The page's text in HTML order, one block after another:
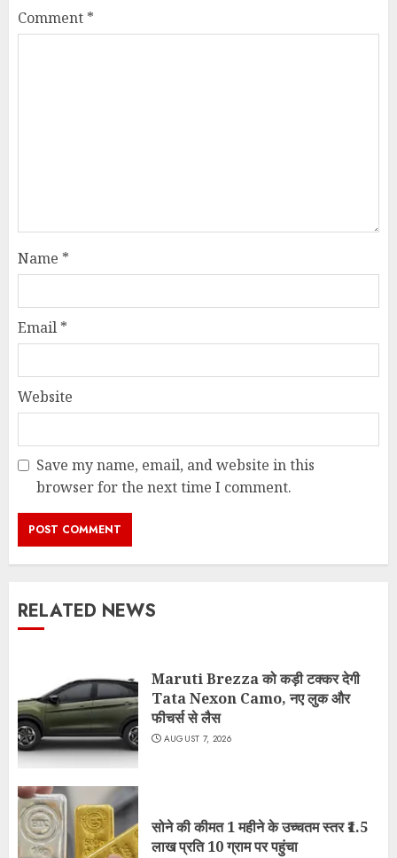
Comment *
Name *
Email *
Website
Save my name, email, and website in this
browser for the next time I comment.
RELATED NEWS
Maruti Brezza को कड़ी टक्कर देगी
Tata Nexon Camo, नए लुक और
फीचर्स से लैस
AUGUST 7, 2026
सोने की कीमत 1 महीने के उच्चतम स्तर ₹1.5
लाख प्रति 10 ग्राम पर पहुंचा